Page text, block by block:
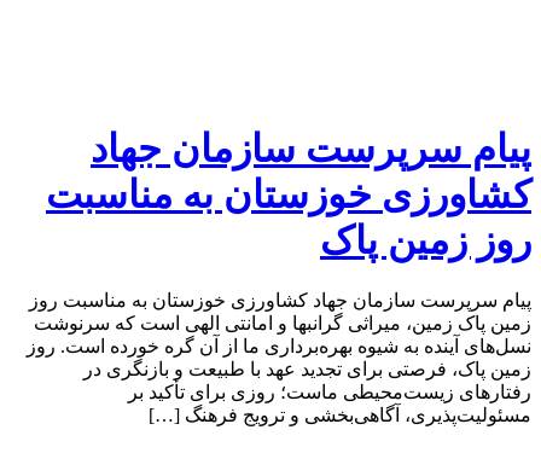
پیام سرپرست سازمان جهاد
کشاورزی خوزستان به مناسبت
روز زمین پاک
پیام سرپرست سازمان جهاد کشاورزی خوزستان به مناسبت روز
زمین پاک زمین، میراثی گرانبها و امانتی الهی است که سرنوشت
نسل‌های آینده به شیوه بهره‌برداری ما از آن گره خورده است. روز
زمین پاک، فرصتی برای تجدید عهد با طبیعت و بازنگری در
رفتارهای زیست‌محیطی ماست؛ روزی برای تأکید بر
مسئولیت‌پذیری، آگاهی‌بخشی و ترویج فرهنگ […]